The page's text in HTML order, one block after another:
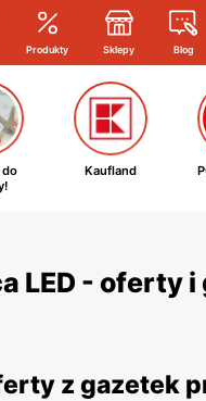
Produkty Sklepy Blog
Kaufland
LED - oferty
z gazetek